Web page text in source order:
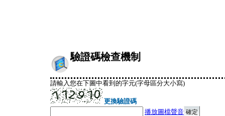
驗證碼檢查機制
請輸入您在下圖中看到的字元(字母區分大小寫)
更換驗證碼
播放圖檔聲音